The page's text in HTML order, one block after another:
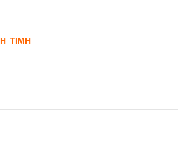
ΤΙΜΗ